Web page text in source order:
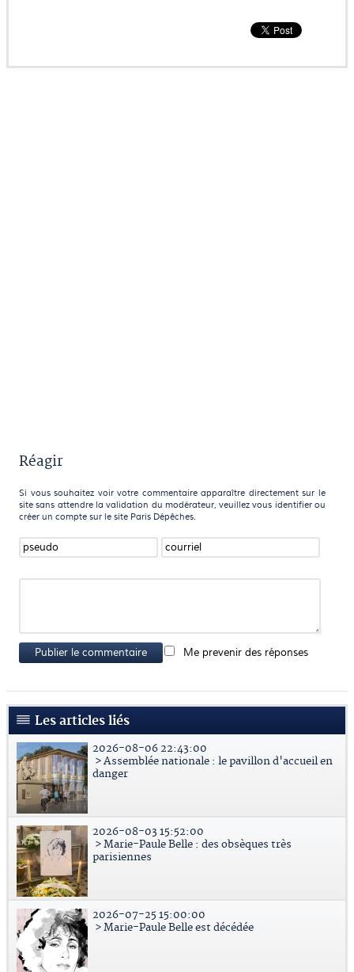
Réagir
Si vous souhaitez voir votre commentaire apparaître directement sur le
site sans attendre la validation du modérateur, veuillez vous identifier ou
créer un compte sur le site Paris Dépêches.
Publier le commentaire Me prevenir des réponses
Les articles liés
2026-08-06 22:43:00
> Assemblée nationale : le pavillon d'accueil en
danger
2026-08-03 15:52:00
> Marie-Paule Belle : des obsèques très
parisiennes
2026-07-25 15:00:00
> Marie-Paule Belle est décédée